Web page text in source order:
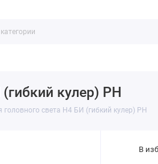
кулер) PH
света H4 БИ (гибкий кулер) PH
В